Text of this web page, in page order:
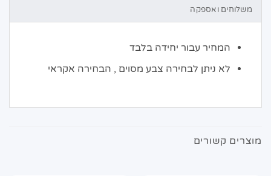
משלוחים ואספקה
המחיר עבור יחידה בלבד
לא ניתן לבחירה צבע מסוים , הבחירה אקראי
מוצרים קשורים